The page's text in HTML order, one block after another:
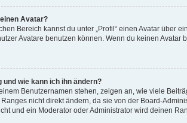
Avatar?
Bereich kannst du unter „Profil“ einen Avatar über
Avatare benutzen können. Wenn du keinen Avatar
und wie kann ich ihn ändern?
Benutzernamen stehen, zeigen an, wie viele
nicht direkt ändern, da sie von der Board-
und ein Moderator oder Administrator wird deinen